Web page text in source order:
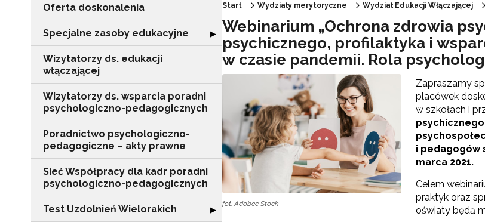
Oferta doskonalenia
Specjalne zasoby edukacyjne Rozwiń sekcję "Specjalne zasoby edukacyjne"
▶
Wizytatorzy ds. edukacji
włączającej
Wizytatorzy ds. wsparcia poradni
psychologiczno-pedagogicznych
Poradnictwo psychologiczno-
pedagogiczne – akty prawne
Sieć Współpracy dla kadr poradni
psychologiczno-pedagogicznych
Test Uzdolnień Wielorakich Rozwiń sekcję "Test Uzdolnień Wielorakich"
▶
Start Wydziały merytoryczne Wydział Edukacji Włączającej
Webinarium „Ochrona zdrowia
psychicznego, profilaktyka i
w czasie pandemii. Rola
fot. Adobec Stock
Zapraszamy
placówek
w szkołach i
i pedagogów
marca 2021.
Celem
praktyk oraz
oświaty będą